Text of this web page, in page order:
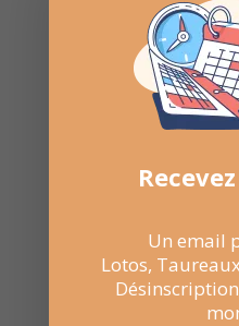
Recevoir
Nombre deUn email
Lotos,